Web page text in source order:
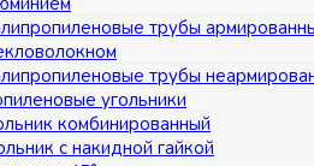
трубы
трубы
угольники
комбинированный
с накидной гайкой